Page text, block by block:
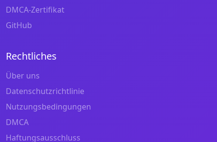
DMCA-Zertifikat
GitHub
Rechtliches
Über uns
Datenschutzrichtlinie
Nutzungsbedingungen
DMCA
Haftungsausschluss